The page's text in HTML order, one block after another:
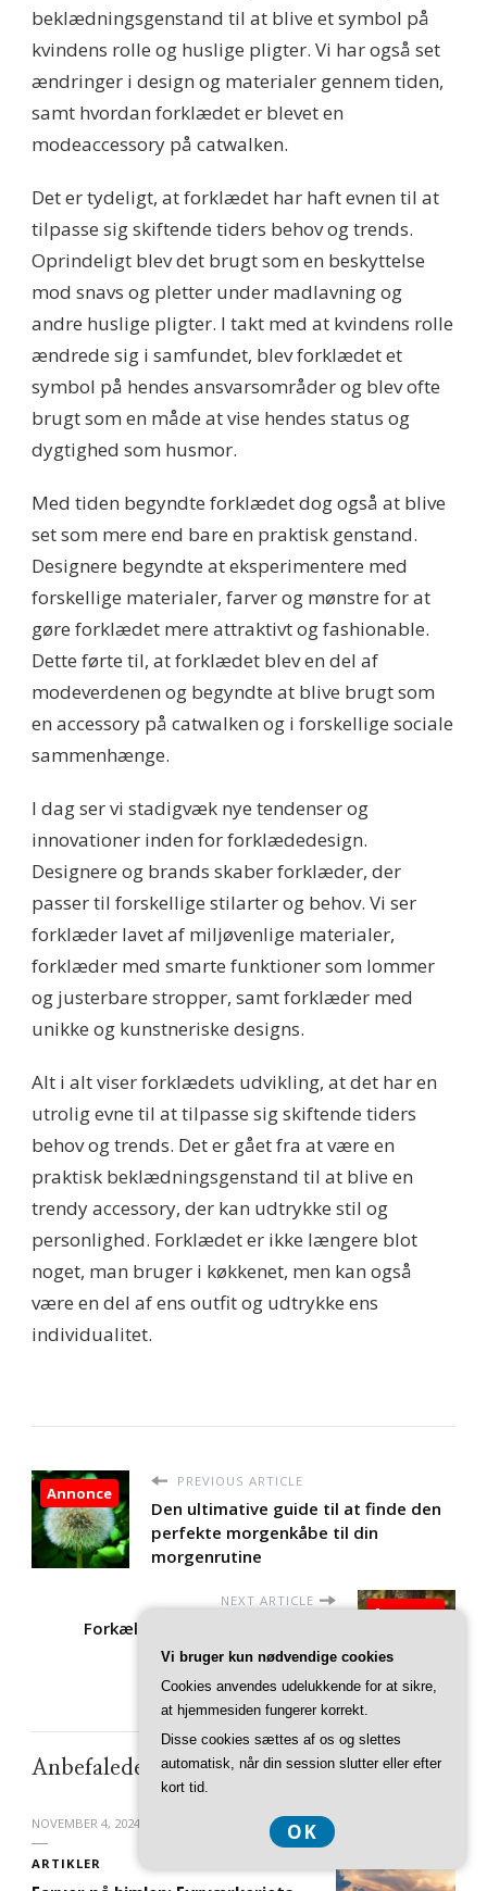
beklædningsgenstand til at blive et symbol på
kvindens rolle og huslige pligter. Vi har også set
ændringer i design og materialer gennem tiden,
samt hvordan forklædet er blevet en
modeaccessory på catwalken.
Det er tydeligt, at forklædet har haft evnen til at
tilpasse sig skiftende tiders behov og trends.
Oprindeligt blev det brugt som en beskyttelse
mod snavs og pletter under madlavning og
andre huslige pligter. I takt med at kvindens rolle
ændrede sig i samfundet, blev forklædet et
symbol på hendes ansvarsområder og blev ofte
brugt som en måde at vise hendes status og
dygtighed som husmor.
Med tiden begyndte forklædet dog også at blive
set som mere end bare en praktisk genstand.
Designere begyndte at eksperimentere med
forskellige materialer, farver og mønstre for at
gøre forklædet mere attraktivt og fashionable.
Dette førte til, at forklædet blev en del af
modeverdenen og begyndte at blive brugt som
en accessory på catwalken og i forskellige sociale
sammenhænge.
I dag ser vi stadigvæk nye tendenser og
innovationer inden for forklædedesign.
Designere og brands skaber forklæder, der
passer til forskellige stilarter og behov. Vi ser
forklæder lavet af miljøvenlige materialer,
forklæder med smarte funktioner som lommer
og justerbare stropper, samt forklæder med
unikke og kunstneriske designs.
Alt i alt viser forklædets udvikling, at det har en
utrolig evne til at tilpasse sig skiftende tiders
behov og trends. Det er gået fra at være en
praktisk beklædningsgenstand til at blive en
trendy accessory, der kan udtrykke stil og
personlighed. Forklædet er ikke længere blot
noget, man bruger i køkkenet, men kan også
være en del af ens outfit og udtrykke ens
individualitet.
PREVIOUS ARTICLE
Den ultimative guide til at finde den
perfekte morgenkåbe til din
morgenrutine
Annonce
NEXT ARTICLE
Forkæl dig selv med et stilfuldt
picnictæppe fra Södahl
Annonce
Anbefalede artikler
NOVEMBER 4, 2024
ARTIKLER
Vi bruger kun nødvendige cookies
Cookies anvendes udelukkende for at sikre,
at hjemmesiden fungerer korrekt.
Disse cookies sættes af os og slettes
automatisk, når din session slutter eller efter
kort tid.
OK